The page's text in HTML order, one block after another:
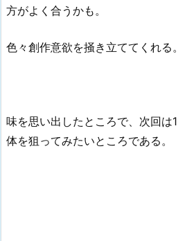
方がよく合うかも。
色々創作意欲を掻き立ててくれる。
味を思い出したところで、次回は
体を狙ってみたいところである。